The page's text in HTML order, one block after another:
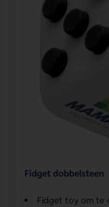
Fidget dobbelsteen
Fidget toy om te